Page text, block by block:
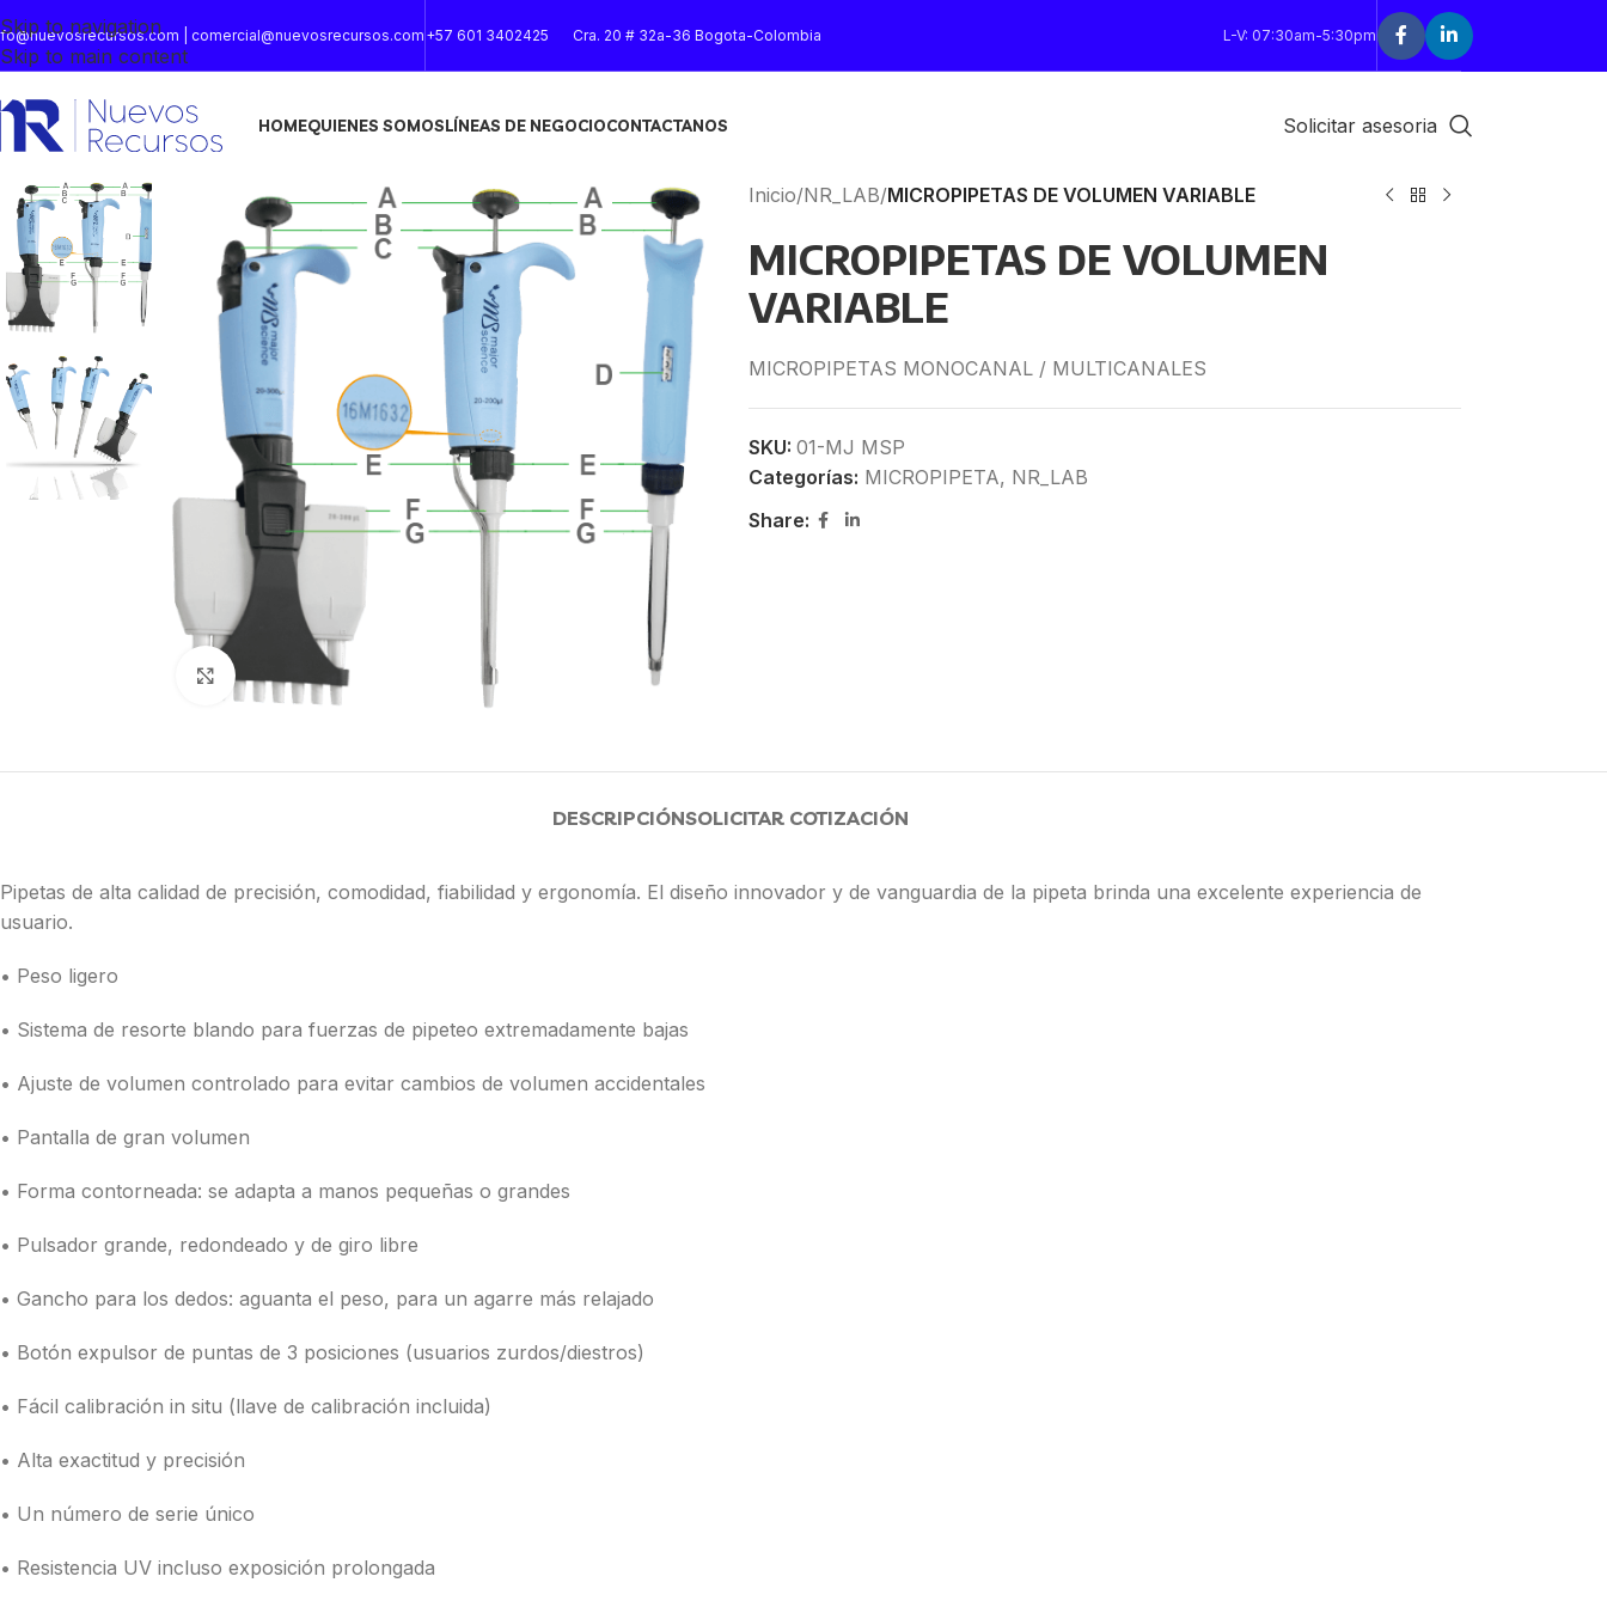
Skip to navigation
Skip to main content
| comercial@nuevosrecursos.com +57 601 3402425 Cra. 20 # 32a-36 Bogota-Colombia L-V: 07:30am-5:30pm
HOMEQUIENES SOMOSLÍNEAS DE NEGOCIOCONTACTANOS Solicitar asesoria
Click to enlarge
Inicio/NR_LAB/MICROPIPETAS DE VOLUMEN VARIABLE
MICROPIPETAS DE VOLUMEN
VARIABLE
MICROPIPETAS MONOCANAL / MULTICANALES
SKU: 01-MJ MSP
Categorías: MICROPIPETA, NR_LAB
Share:
DESCRIPCIÓNSOLICITAR COTIZACIÓN
Pipetas de alta calidad de precisión, comodidad, fiabilidad y ergonomía. El diseño innovador y de vanguardia de la pipeta brinda una excelente experiencia de
usuario.
• Peso ligero
• Sistema de resorte blando para fuerzas de pipeteo extremadamente bajas
• Ajuste de volumen controlado para evitar cambios de volumen accidentales
• Pantalla de gran volumen
• Forma contorneada: se adapta a manos pequeñas o grandes
• Pulsador grande, redondeado y de giro libre
• Gancho para los dedos: aguanta el peso, para un agarre más relajado
• Botón expulsor de puntas de 3 posiciones (usuarios zurdos/diestros)
• Fácil calibración in situ (llave de calibración incluida)
• Alta exactitud y precisión
• Un número de serie único
• Resistencia UV incluso exposición prolongada